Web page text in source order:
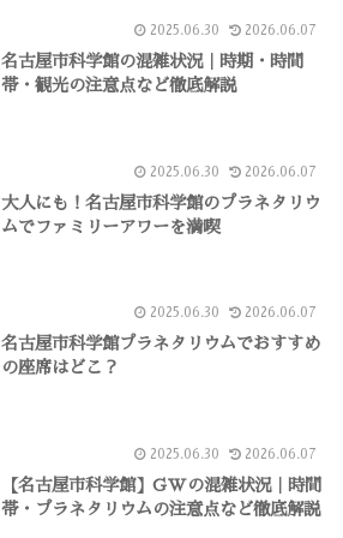
2025.06.30 2026.06.07
名古屋市科学館の混雑状況｜時期・時間
帯・観光の注意点など徹底解説
2025.06.30 2026.06.07
大人にも！名古屋市科学館のプラネタリウ
ムでファミリーアワーを満喫
2025.06.30 2026.06.07
名古屋市科学館プラネタリウムでおすすめ
の座席はどこ？
2025.06.30 2026.06.07
【名古屋市科学館】GWの混雑状況｜時間
帯・プラネタリウムの注意点など徹底解説